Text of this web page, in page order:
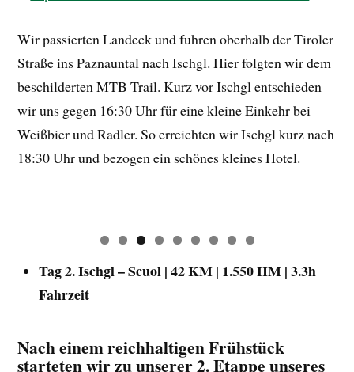
Wir passierten Landeck und fuhren oberhalb der Tiroler
Straße ins Paznauntal nach Ischgl. Hier folgten wir dem
beschilderten MTB Trail. Kurz vor Ischgl entschieden
wir uns gegen 16:30 Uhr für eine kleine Einkehr bei
Weißbier und Radler. So erreichten wir Ischgl kurz nach
18:30 Uhr und bezogen ein schönes kleines Hotel.
Tag 2. Ischgl – Scuol | 42 KM | 1.550 HM | 3.3h
Fahrzeit
Nach einem reichhaltigen Frühstück
starteten wir zu unserer 2. Etappe unseres